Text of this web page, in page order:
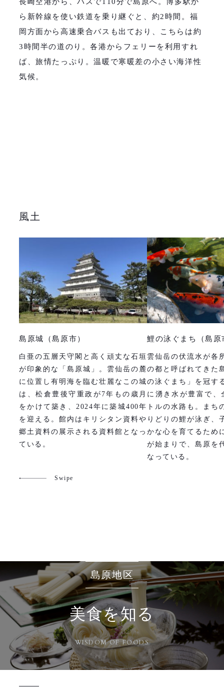
ら新幹線を使い鉄道を乗り継ぐと、約2 時間。福
岡方面から高速乗合バスも出ており、こちらは約
3 時間半の道のり。各港からフェリーを利用すれ
ば、旅情たっぷり。温暖で寒暖差の小さい海洋性
気候。
風土
Swipe
島原城（島原市）
白亜の五層天守閣と高く頑丈な石垣
が印象的な「島原城」。雲仙岳の麓
に位置し有明海を臨む壮麗なこの城
は、松倉豊後守重政が7年もの歳月
をかけて築き、2024年に築城400年
を迎える。館内はキリシタン資料や
郷土資料の展示される資料館となっ
ている。
鯉の泳ぐまち（島原
雲仙岳の伏流水が各
の都と呼ばれてきた
の泳ぐまち」を冠す
に湧き水が豊富で、
トルの水路も。まち
りどりの鯉が泳ぎ、
かな心を育てるため
が始まりで、島原を
なっている。
島原地区
美食を知る
WISDOM OF FOODS